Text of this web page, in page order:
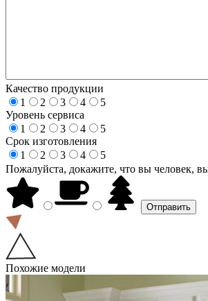
Качество продукции
1
2 3 4
5
Уровень сервиса
1
2 3 4
5
Срок изготовления
1
2 3 4
5
Пожалуйста, докажите, что вы человек,
Похожие модели